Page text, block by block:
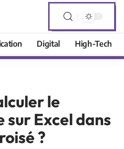
Digital High-Tech
le
Excel dans
?